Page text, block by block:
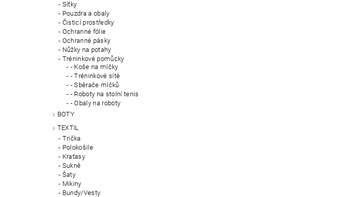
Síťky
Pouzdra a obaly
Čisticí prostředky
Ochranné fólie
Ochranné pásky
Nůžky na potahy
Tréninkové pomůcky
- Koše na míčky
- Tréninkové sítě
- Sběrače míčků
- Roboty na stolní tenis
- Obaly na roboty
BOTY
TEXTIL
Trička
Polokošile
Kraťasy
Sukně
Šaty
Mikiny
Bundy/Vesty